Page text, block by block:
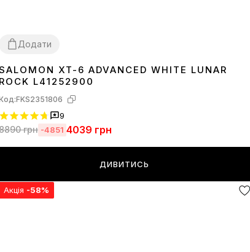
Додати
3637 38 394041 42 434445
XT-6 ADVANCED WHITE LUNAR
ROCK L41252900
FKS2351806
9
грн -4851 4039 грн
ДИВИТИСЬ
Акція -58%